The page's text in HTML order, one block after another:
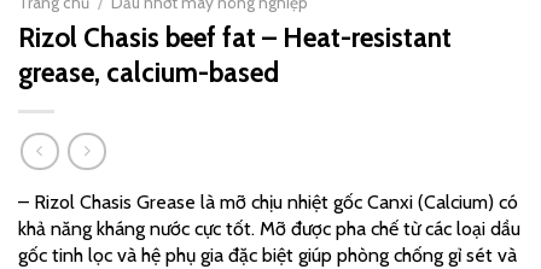
Rizol Chasis beef fat – Heat-resistant
grease, calcium-based
– Rizol Chasis Grease là mỡ chịu nhiệt gốc Canxi (Calcium) có
khả năng kháng nước cực tốt. Mỡ được pha chế từ các loại dầu
gốc tinh lọc và hệ phụ gia đặc biệt giúp phòng chống gỉ sét và